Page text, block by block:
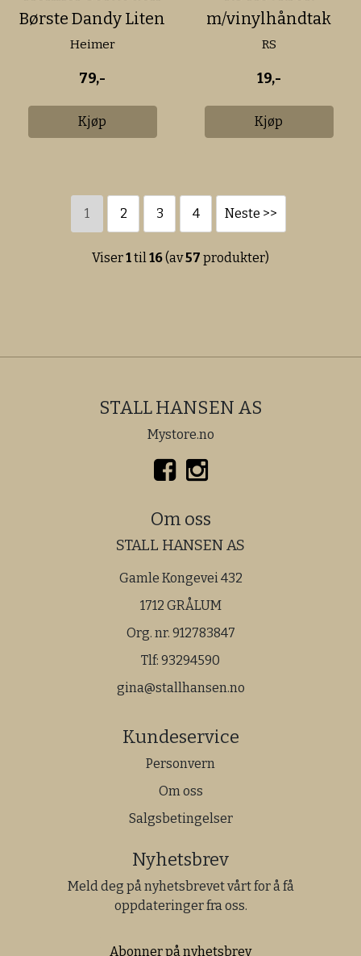
Børste Dandy Liten
Heimer
79,-
Kjøp
m/vinylhåndtak
RS
19,-
Kjøp
1 2 3 4 Neste >>
Viser1til16(av57 produkter)
STALL HANSEN AS
Mystore.no
Om oss
STALL HANSEN AS
Gamle Kongevei 432
1712 GRÅLUM
Org. nr. 912783847
Tlf: 93294590
gina@stallhansen.no
Kundeservice
Personvern
Om oss
Salgsbetingelser
Nyhetsbrev
Meld deg på nyhetsbrevet vårt for å få
oppdateringer fra oss.
Abonner på nyhetsbrev